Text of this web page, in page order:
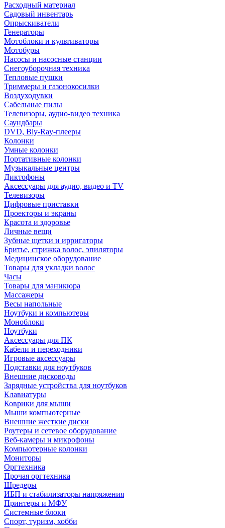
Расходный материал
Садовый инвентарь
Опрыскиватели
Генераторы
Мотоблоки и культиваторы
Мотобуры
Насосы и насосные станции
Снегоуборочная техника
Тепловые пушки
Триммеры и газонокосилки
Воздуходувки
Сабельные пилы
Телевизоры, аудио-видео техника
Саундбары
DVD, Bly-Ray-плееры
Колонки
Умные колонки
Портативные колонки
Музыкальные центры
Диктофоны
Аксессуары для аудио, видео и TV
Телевизоры
Цифровые приставки
Проекторы и экраны
Красота и здоровье
Личные вещи
Зубные щетки и ирригаторы
Бритье, стрижка волос, эпиляторы
Медицинское оборудование
Товары для укладки волос
Часы
Товары для маникюра
Массажеры
Весы напольные
Ноутбуки и компьютеры
Моноблоки
Ноутбуки
Аксессуары для ПК
Кабели и переходники
Игровые аксессуары
Подставки для ноутбуков
Внешние дисководы
Зарядные устройства для ноутбуков
Клавиатуры
Коврики для мыши
Мыши компьютерные
Внешние жесткие диски
Роутеры и сетевое оборудование
Веб-камеры и микрофоны
Компьютерные колонки
Мониторы
Оргтехника
Прочая оргтехника
Шредеры
ИБП и стабилизаторы напряжения
Принтеры и МФУ
Системные блоки
Спорт, туризм, хобби